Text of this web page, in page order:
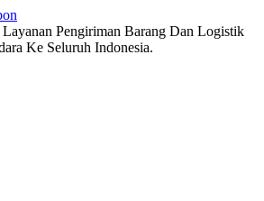
Pengiriman Barang Dan Logistik
Ke Seluruh Indonesia.